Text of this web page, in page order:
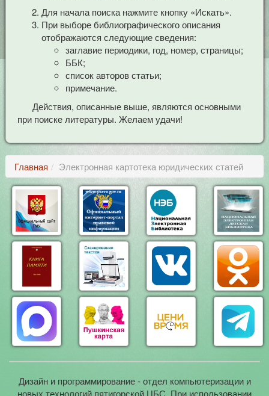
Для начала поиска нажмите кнопку «Искать».
При выборе библиографического описания
отображаются следующие сведения:
заглавие периодики, год, номер, страницы;
ББК;
список авторов статьи;
примечание.
Действия, описанные выше, являются основными
при поиске литературы. Желаем удачи!
Главная Электронная картотека юридических статей
Дизайн и программирование - отдел компьютеризации и